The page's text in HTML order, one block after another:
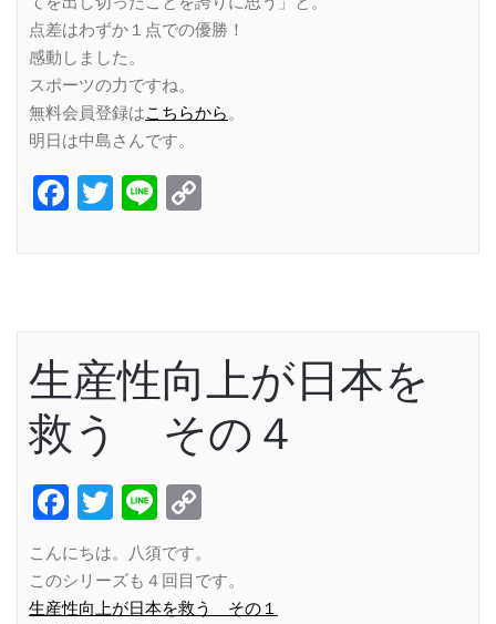
点差はわずか１点での優勝！
感動しました。
スポーツの力ですね。
無料会員登録はこちらから。
明日は中島さんです。
Facebook
Twitter
Line
生産性向上が日本を
救う その４
Facebook
Twitter
Line
こんにちは。八須です。
このシリーズも４回目です。
生産性向上が日本を救う その１